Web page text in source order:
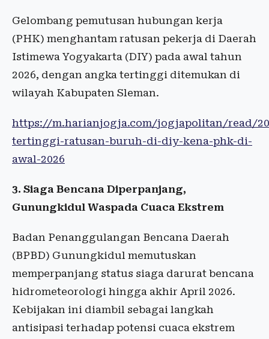
Gelombang pemutusan hubungan kerja
(PHK) menghantam ratusan pekerja di Daerah
Istimewa Yogyakarta (DIY) pada awal tahun
2026, dengan angka tertinggi ditemukan di
wilayah Kabupaten Sleman.
https://m.harianjogja.com/jogjapolitan/read/
tertinggi-ratusan-buruh-di-diy-kena-phk-di-
awal-2026
3. Siaga Bencana Diperpanjang,
Gunungkidul Waspada Cuaca Ekstrem
Badan Penanggulangan Bencana Daerah
(BPBD) Gunungkidul memutuskan
memperpanjang status siaga darurat bencana
hidrometeorologi hingga akhir April 2026.
Kebijakan ini diambil sebagai langkah
antisipasi terhadap potensi cuaca ekstrem